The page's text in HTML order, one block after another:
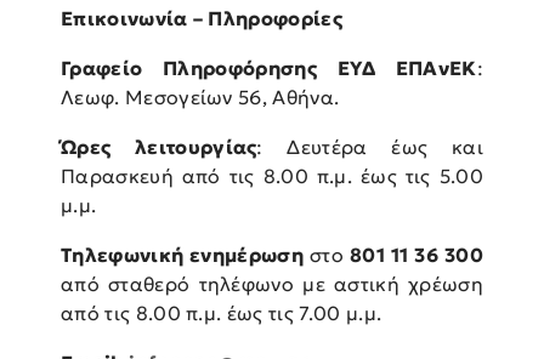
Επικοινωνία – Πληροφορίες
Γραφείο Πληροφόρησης ΕΥΔ ΕΠΑνΕΚ:
Λεωφ. Μεσογείων 56, Αθήνα.
Ώρες λειτουργίας: Δευτέρα έως και
Παρασκευή από τις 8.00 π.μ. έως τις 5.00
μ.μ.
Τηλεφωνική ενημέρωση στο 801 11 36 300
από σταθερό τηλέφωνο με αστική χρέωση
από τις 8.00 π.μ. έως τις 7.00 μ.μ.